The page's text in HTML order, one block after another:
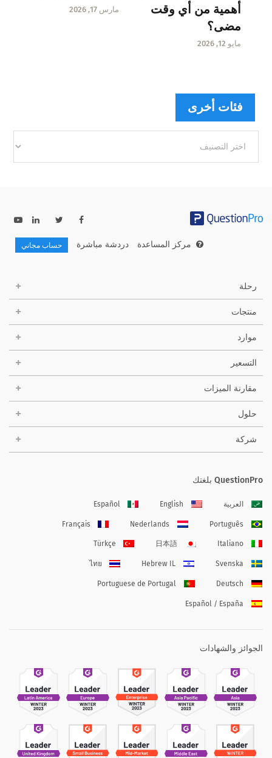
أهمية من أي وقت
مضى؟
مايو 12, 2026
مارس 17, 2026
فئات أخرى
أخرى
مركز المساعدة دردشة مباشرة حساب مجاني
رحلة
منتجات
موارد
التسعير
مقارنة الميزات
حلول
شركة
QuestionPro بلغتك
العربية English
Español
Português
Nederlands
Français
Italiano
日本語
Türkçe
Svenska
Hebrew IL
ไทย
Deutsch
Portuguese de Portugal
Español / España
الجوائز والشهادات